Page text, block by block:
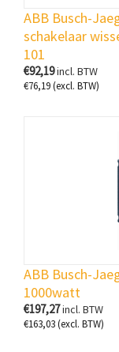
ABB Busch-
schakelaar
101
€92,19incl. BTW
€76,19(excl. BTW)
ABB Busch-
1000watt
€197,27incl. BTW
€163,03(excl. BTW)